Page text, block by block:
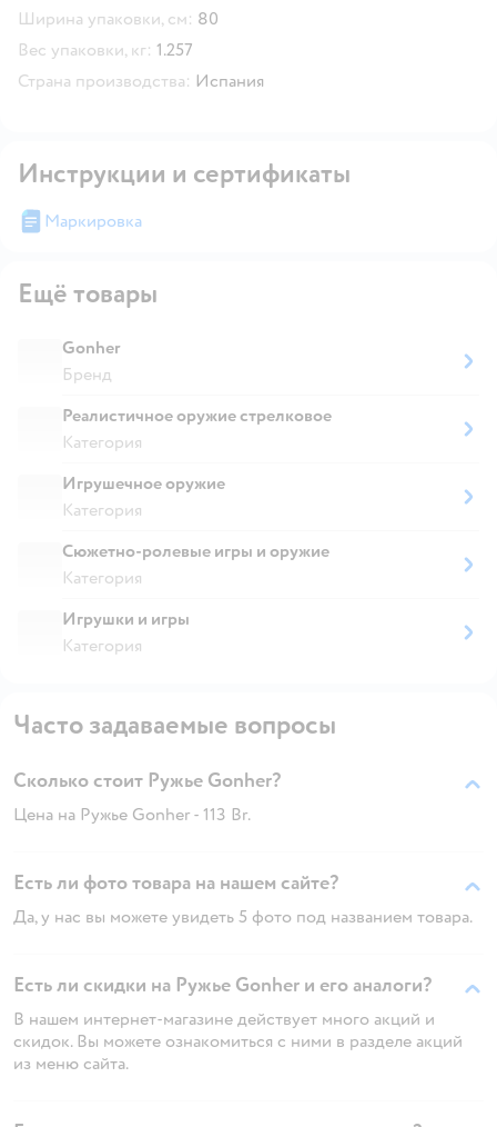
Ширина упаковки, см: 80
Вес упаковки, кг: 1.257
Страна производства: Испания
Инструкции и сертификаты
Маркировка
Ещё товары
Gonher
Бренд
Реалистичное оружие стрелковое
Категория
Игрушечное оружие
Категория
Сюжетно-ролевые игры и оружие
Категория
Игрушки и игры
Категория
Часто задаваемые вопросы
Сколько стоит Ружье Gonher?
Цена на Ружье Gonher - 113 Br.
Есть ли фото товара на нашем сайте?
Да, у нас вы можете увидеть 5 фото под названием товара.
Есть ли скидки на Ружье Gonher и его аналоги?
В нашем интернет-магазине действует много акций и
скидок. Вы можете ознакомиться с ними в разделе акций
из меню сайта.